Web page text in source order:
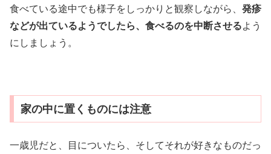
食べている途中でも様子をしっかりと観察しながら、 発疹
などが出ているようでしたら、食べるのを中断させるよう
にしましょう。
家の中に置くものには注意
一歳児だと、目についたら、そしてそれが好きなものだっ